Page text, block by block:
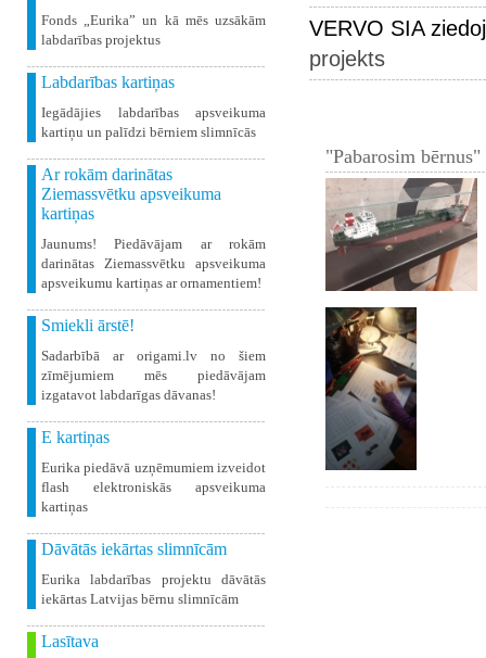
Fonds „Eurika” un kā mēs uzsākām
labdarības projektus
Labdarības kartiņas
Iegādājies labdarības apsveikuma
kartiņu un palīdzi bērniem slimnīcās
Ar rokām darinātas
Ziemassvētku apsveikuma
kartiņas
Jaunums! Piedāvājam ar rokām
darinātas Ziemassvētku apsveikuma
apsveikumu kartiņas ar ornamentiem!
Smiekli ārstē!
Sadarbībā ar origami.lv no šiem
zīmējumiem mēs piedāvājam
izgatavot labdarīgas dāvanas!
E kartiņas
Eurika piedāvā uzņēmumiem izveidot
flash elektroniskās apsveikuma
kartiņas
Dāvātās iekārtas slimnīcām
Eurika labdarības projektu dāvātās
iekārtas Latvijas bērnu slimnīcām
Lasītava
VERVO SIA
projekts
"Pabarosim